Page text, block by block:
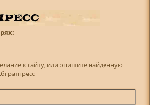
к сайту, или опишите найденную